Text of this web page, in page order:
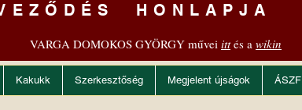
HONLAPJA
VARGA DOMOKOS GYÖRGY művei ittés a wikin
Kakukk Szerkesztőség Megjelent újságok ÁSZF